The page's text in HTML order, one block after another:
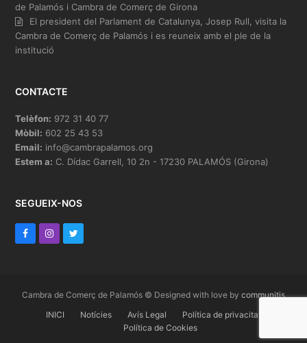
de Palamós i Cambra de Comerç de Girona
El president del Parlament de Catalunya, Josep Rull, visita la
Cambra de Comerç de Palamós i es reuneix amb el ple de la
institució
CONTACTE
Telèfon: 972 31 40 77
Mòbil: 602 25 43 53
Email: info@cambrapalamos.org
Estem a: C. Dídac Garrell, 10 2n - 17230 PALAMÓS (Girona)
SEGUEIX-NOS
e
t
a
t
t
Cambra de Comerç de Palamós © Designed with love by communitis
INICI
Notícies Avís Legal
Política de privacitat
Política de Cookies